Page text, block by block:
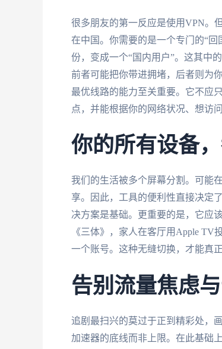
很多朋友的第一反应是使用VPN。
在中国。你需要的是一个专门的“
份，变成一个“国内用户”。这其中
前者可能把你带进拥堵，后者则为
最优线路的能力至关重要。它不应
点，并能根据你的网络状况、想访
你的所有设备
我们的生活被多个屏幕分割。可能
享。因此，工具的便利性直接决定
决方案是基础。更重要的是，它应
《三体》，家人在客厅用Apple
一个账号。这种无缝切换，才能真
告别流量焦虑
追剧最扫兴的莫过于正到精彩处，
加速器的底线而非上限。在此基础